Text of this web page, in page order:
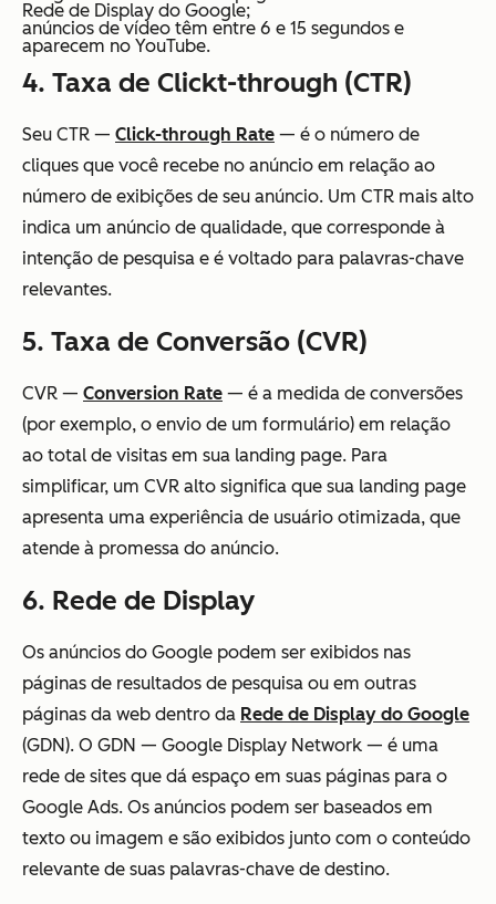
Rede de Display do Google;
anúncios de vídeo têm entre 6 e 15 segundos e
aparecem no YouTube.
4. Taxa de Clickt-through (CTR)
Seu CTR — Click-through Rate — é o número de
cliques que você recebe no anúncio em relação ao
número de exibições de seu anúncio. Um CTR mais alto
indica um anúncio de qualidade, que corresponde à
intenção de pesquisa e é voltado para palavras-chave
relevantes.
5. Taxa de Conversão (CVR)
CVR — Conversion Rate — é a medida de conversões
(por exemplo, o envio de um formulário) em relação
ao total de visitas em sua landing page. Para
simplificar, um CVR alto significa que sua landing page
apresenta uma experiência de usuário otimizada, que
atende à promessa do anúncio.
6. Rede de Display
Os anúncios do Google podem ser exibidos nas
páginas de resultados de pesquisa ou em outras
páginas da web dentro da Rede de Display do Google
(GDN). O GDN — Google Display Network — é uma
rede de sites que dá espaço em suas páginas para o
Google Ads. Os anúncios podem ser baseados em
texto ou imagem e são exibidos junto com o conteúdo
relevante de suas palavras-chave de destino.